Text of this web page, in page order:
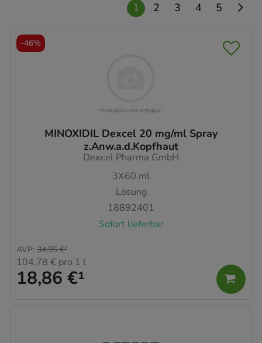
1 2 3 4 5
MINOXIDIL Dexcel 20 mg/ml Spray
z.Anw.a.d.Kopfhaut
Dexcel Pharma GmbH
3X60 ml
Lösung
18892401
Sofort lieferbar
18,86 €¹
AVP: 34,95 €²
104,78 € pro 1 l
-46%